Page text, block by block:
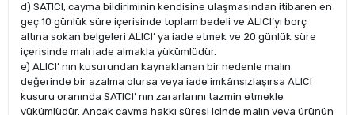
d) SATICI, cayma bildiriminin kendisine ulaşmasından itibaren en
geç 10 günlük süre içerisinde toplam bedeli ve ALICI’yı borç
altına sokan belgeleri ALICI’ ya iade etmek ve 20 günlük süre
içerisinde malı iade almakla yükümlüdür.
e) ALICI’ nın kusurundan kaynaklanan bir nedenle malın
değerinde bir azalma olursa veya iade imkânsızlaşırsa ALICI
kusuru oranında SATICI’ nın zararlarını tazmin etmekle
yükümlüdür. Ancak cayma hakkı süresi içinde malın veya ürünün